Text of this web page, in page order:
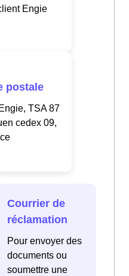
Engie
postale
TSA 87
cedex 09,
Courrier de
réclamation
Pour envoyer des
documents ou
soumettre une